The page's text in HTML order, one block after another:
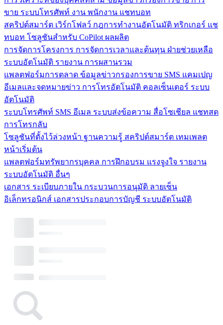
ขาย ระบบโทรศัพท์ งาน พนักงาน แชทบอท
สคริปต์สมาร์ต เวิร์กโฟลว์ กฎการทำงานอัตโนมัติ ทริกเกอร์ แช
ทบอท โซลูชันสำหรับ CoPilot ผลผลิต
การจัดการโครงการ การจัดการเวลาและต้นทุน ฝ่ายช่วยเหลือ
ระบบอัตโนมัติ รายงาน การผสานรวม
แพลตฟอร์มการตลาด ข้อมูลข่าวกรองการขาย SMS แคมเปญ
อีเมลและจดหมายข่าว การโทรอัตโนมัติ คอลเซ็นเตอร์ ระบบ
อัตโนมัติ
ระบบโทรศัพท์ SMS อีเมล ระบบส่งข้อความ สื่อโซเชียล แชทสด
การโทรกลับ
โซลูชันที่ตั้งไว้ล่วงหน้า ฐานความรู้ สคริปต์สมาร์ต เทมเพลต
หน้าเริ่มต้น
แพลตฟอร์มทรัพยากรบุคคล การฝึกอบรม แรงจูงใจ รายงาน
ระบบอัตโนมัติ อื่นๆ
เอกสาร ระเบียบภายใน กระบวนการอนุมัติ ลายเซ็น
อิเล็กทรอนิกส์ เอกสารประกอบการบัญชี ระบบอัตโนมัติ